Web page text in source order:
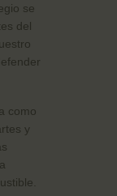
se
del
como
y